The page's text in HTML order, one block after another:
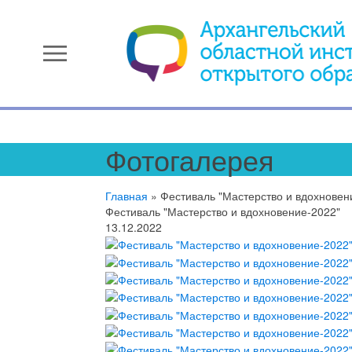
menu
Фотогалерея
Главная »Фестиваль "Мастерство и
Фестиваль "Мастерство и вдохновение-2022"
13.12.2022